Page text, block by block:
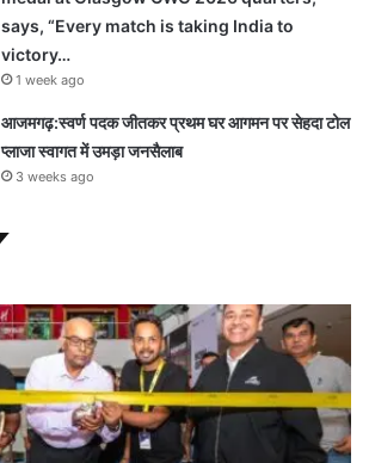
says, “Every match is taking India to
victory…
1 week ago
आजमगढ़:स्वर्ण पदक जीतकर प्रथम घर आगमन पर सेहदा टोल
प्लाजा स्वागत में उमड़ा जनसैलाब
3 weeks ago